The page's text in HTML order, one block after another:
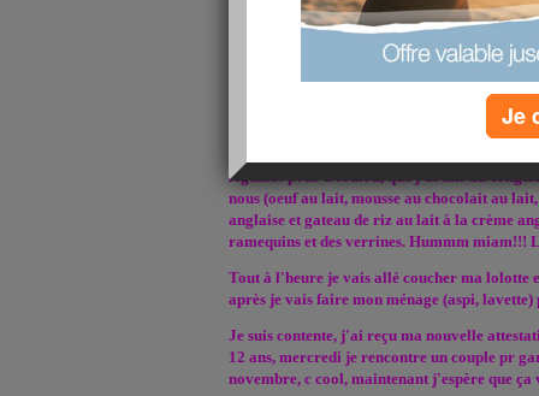
d'être rose, on devrait avoir la bonne
au début elle essayait de les retiré, puis au
essayait de nous teser en voulant les
Sinon aujourd'hui mon chéri tavaille cet
légumes pour ti loulou, que j'ai mis au
nous (oeuf au lait, mousse au chocolait au
anglaise et gateau de riz au lait à la crème
ramequins et des verrines. Hummm miam!!!
Tout à l'heure je vais allé coucher ma lolotte
après je vais faire mon ménage (aspi,
Je suis contente, j'ai reçu ma nouvelle
12 ans, mercredi je rencontre un couple pr
novembre, c cool, maintenant j'espère que
Je